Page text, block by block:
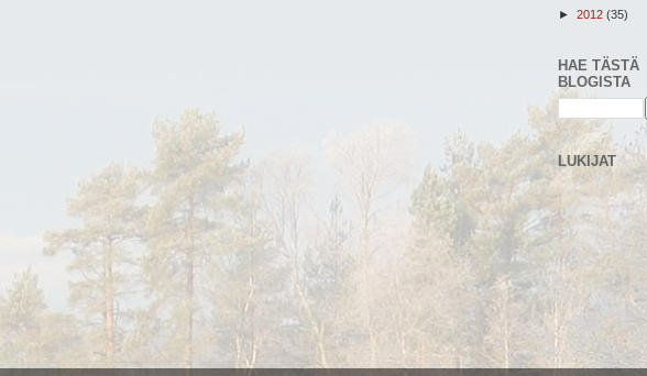
► 2012 (35)
HAE TÄSTÄ
BLOGISTA
LUKIJAT